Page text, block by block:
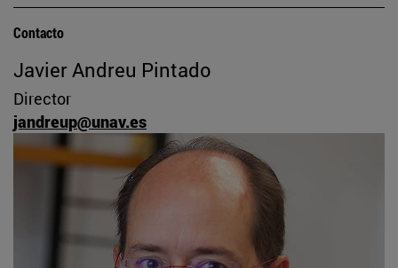
Contacto
Javier Andreu Pintado
Director
jandreup@unav.es